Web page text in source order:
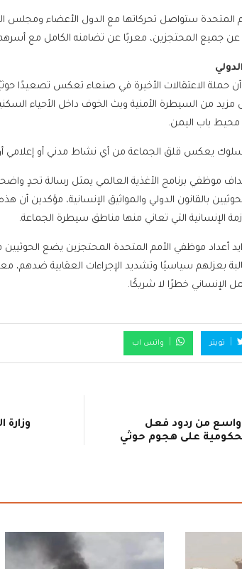
المتحدة ستواصل تحركاتها مع الدول الأعضاء ومجلس
عن جميع المحتجزين، معربًا عن تضامنه الكامل مع
حملة الاعتقالات الأخيرة في صنعاء تعكس تصعيدًا
مزيد من السيطرة الأمنية وبث الخوف داخل الأحياء
محيط باب اليمن.
يعكس قلق الجماعة من أي نشاط مدني أو إعلامي
موظفي برنامج الأغذية العالمي يمثل رسالة تحدٍ
بالقانون الدولي والمواثيق الإنسانية، مؤكدين أن
الإنسانية التي تعاني منها مناطق سيطرة الجماعة.
أعداد موظفي الأمم المتحدة المحتجزين يضع
بعزلهم سياسيًا وتشديد الإجراءات العقابية ضدهم،
الإنساني خطرًا لا شريكًا.
تويتر واتس اب
من ردود فعل
على هجوم حوثي
وزارة